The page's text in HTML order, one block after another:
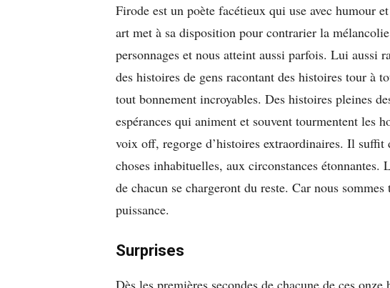
Firode est un poète facétieux qui use avec humour
art met à sa disposition pour contrarier la
personnages et nous atteint aussi parfois. Lui aussi
des histoires de gens racontant des histoires tour à
tout bonnement incroyables. Des histoires pleines
espérances qui animent et souvent tourmentent les
voix off, regorge d’histoires extraordinaires. Il suffit
choses inhabituelles, aux circonstances
de chacun se chargeront du reste. Car nous
puissance.
Surprises
Dès les premières secondes de chacune de ces